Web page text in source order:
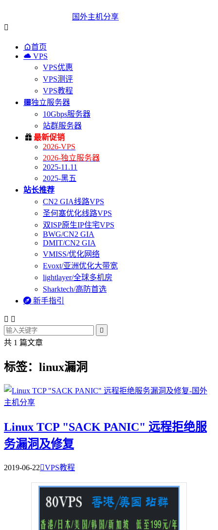
国外主机分享

首页
 VPS
VPS优惠
VPS测评
VPS教程
独立服务器
10Gbps服务器
站群服务器
 最新促销
2026-VPS
2026-独立服务器
2025-11.11
2025-黑五
站长推荐
CN2 GIA线路VPS
圣何塞优化线路VPS
双ISP原生IP住宅VPS
BWG/CN2 GIA
DMIT/CN2 GIA
VMISS/优化网络
Evoxt/亚洲优化大带宽
lightlayer/全球多机房
Sharktech/高防首选
 新手指引
 

共 1 篇文章
标签：linux漏洞
Linux TCP "SACK PANIC" 远程拒绝服
务漏洞及修复
2019-06-22VPS教程